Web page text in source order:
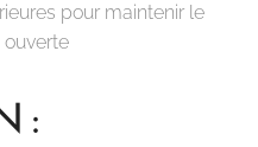
pour maintenir le
ouverte
: